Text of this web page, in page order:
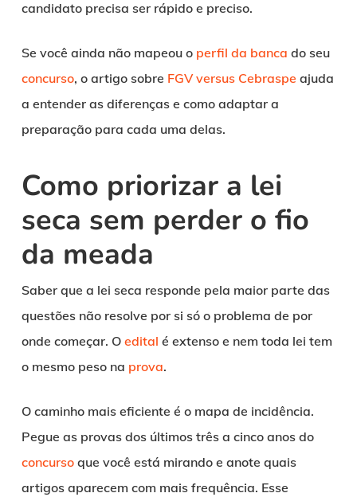
candidato precisa ser rápido e preciso.
Se você ainda não mapeou o perfil da banca do seu
concurso, o artigo sobre FGV versus Cebraspe ajuda
a entender as diferenças e como adaptar a
preparação para cada uma delas.
Como priorizar a lei
seca sem perder o fio
da meada
Saber que a lei seca responde pela maior parte das
questões não resolve por si só o problema de por
onde começar. O edital é extenso e nem toda lei tem
o mesmo peso na prova.
O caminho mais eficiente é o mapa de incidência.
Pegue as provas dos últimos três a cinco anos do
concursoque você está mirando e anote quais
artigos aparecem com mais frequência. Esse